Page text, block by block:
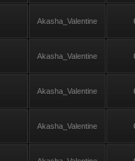
Akasha_Valentine
Akasha_Valentine
Akasha_Valentine
Akasha_Valentine